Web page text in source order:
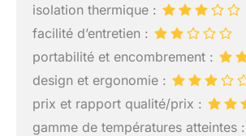
isolation thermique :
facilité d’entretien :
portabilité et encombrement :
design et ergonomie :
prix et rapport qualité/prix :
gamme de températures atteintes :